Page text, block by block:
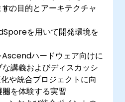
す。
の目的とアーキテクチャ
を用いて開発環境を
ハードウェア向けに
や統合プロジェクトに向
る
講義およびディスカッシ
を体験する実習